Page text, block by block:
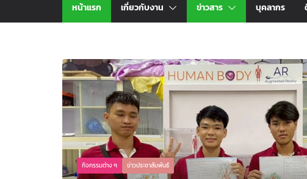
หน้าแรก เกี่ยวกับงาน ข่าวสาร บุคลากร
กิจกรรมต่าง ๆ ข่าวประชาสัมพันธ์